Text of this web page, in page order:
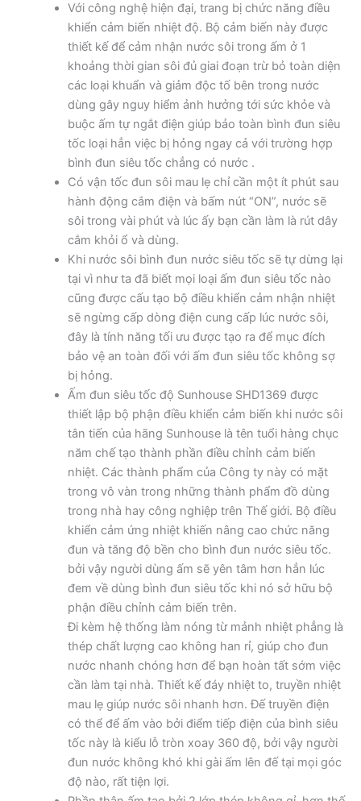
Với công nghệ hiện đại, trang bị chức năng điều
khiển cảm biến nhiệt độ. Bộ cảm biến này được
thiết kế để cảm nhận nước sôi trong ấm ở 1
khoảng thời gian sôi đủ giai đoạn trừ bỏ toàn diện
các loại khuẩn và giảm độc tố bên trong nước
dùng gây nguy hiểm ảnh hưởng tới sức khỏe và
buộc ấm tự ngắt điện giúp bảo toàn bình đun siêu
tốc loại hẳn việc bị hỏng ngay cả với trường hợp
bình đun siêu tốc chẳng có nước .
Có vận tốc đun sôi mau lẹ chỉ cần một ít phút sau
hành động cắm điện và bấm nút “ON”, nước sẽ
sôi trong vài phút và lúc ấy bạn cần làm là rút dây
cắm khỏi ổ và dùng.
Khi nước sôi bình đun nước siêu tốc sẽ tự dừng lại
tại vì như ta đã biết mọi loại ấm đun siêu tốc nào
cũng được cấu tạo bộ điều khiển cảm nhận nhiệt
sẽ ngừng cấp dòng điện cung cấp lúc nước sôi,
đây là tính năng tối ưu được tạo ra để mục đích
bảo vệ an toàn đối với ấm đun siêu tốc không sợ
bị hỏng.
Ấm đun siêu tốc độ Sunhouse SHD1369 được
thiết lập bộ phận điều khiển cảm biến khi nước sôi
tân tiến của hãng Sunhouse là tên tuổi hàng chục
năm chế tạo thành phần điều chỉnh cảm biến
nhiệt. Các thành phẩm của Công ty này có mặt
trong vô vàn trong những thành phẩm đồ dùng
trong nhà hay công nghiệp trên Thế giới. Bộ điều
khiển cảm ứng nhiệt khiến nâng cao chức năng
đun và tăng độ bền cho bình đun nước siêu tốc.
bởi vậy người dùng ấm sẽ yên tâm hơn hẳn lúc
đem về dùng bình đun siêu tốc khi nó sở hữu bộ
phận điều chỉnh cảm biến trên.
Đi kèm hệ thống làm nóng từ mảnh nhiệt phẳng là
thép chất lượng cao không han rỉ, giúp cho đun
nước nhanh chóng hơn để bạn hoàn tất sớm việc
cần làm tại nhà. Thiết kế đáy nhiệt to, truyền nhiệt
mau lẹ giúp nước sôi nhanh hơn. Đế truyền điện
có thể để ấm vào bởi điểm tiếp điện của bình siêu
tốc này là kiểu lỗ tròn xoay 360 độ, bởi vậy người
đun nước không khó khi gài ấm lên đế tại mọi góc
độ nào, rất tiện lợi.